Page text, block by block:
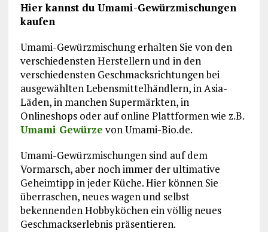
Hier kannst du Umami-Gewürzmischungen
kaufen
Umami-Gewürzmischung erhalten Sie von den
verschiedensten Herstellern und in den
verschiedensten Geschmacksrichtungen bei
ausgewählten Lebensmittelhändlern, in Asia-
Läden, in manchen Supermärkten, in
Onlineshops oder auf online Plattformen wie z.B.
Umami Gewürze von Umami-Bio.de.
Umami-Gewürzmischungen sind auf dem
Vormarsch, aber noch immer der ultimative
Geheimtipp in jeder Küche. Hier können Sie
überraschen, neues wagen und selbst
bekennenden Hobbyköchen ein völlig neues
Geschmackserlebnis präsentieren.